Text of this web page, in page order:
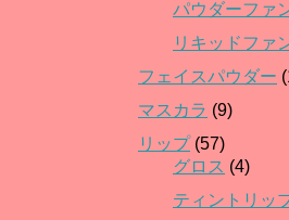
パウダーファ
リキッドファ
フェイスパウダー
マスカラ (9)
リップ(57)
グロス (4)
ティントリッ